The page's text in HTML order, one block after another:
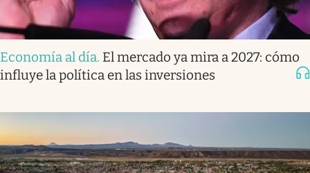
Economía al día. El mercado ya mira a 2027: cómo
influye la política en las inversiones